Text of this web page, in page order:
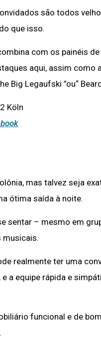
são todos
que isso.
com os painéis
aqui, assim
Legaufski ”ou“
Köln
mas talvez seja
ótima saída à noite.
sentar – mesmo em
musicais.
realmente ter uma
a equipe rápida e
funcional e de